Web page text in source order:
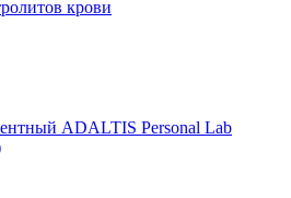
крови
ADALTIS Personal Lab